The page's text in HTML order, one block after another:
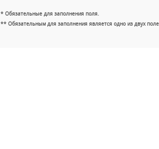
* Обязательные для заполнения поля.
** Обязательным для заполнения является одно из двух